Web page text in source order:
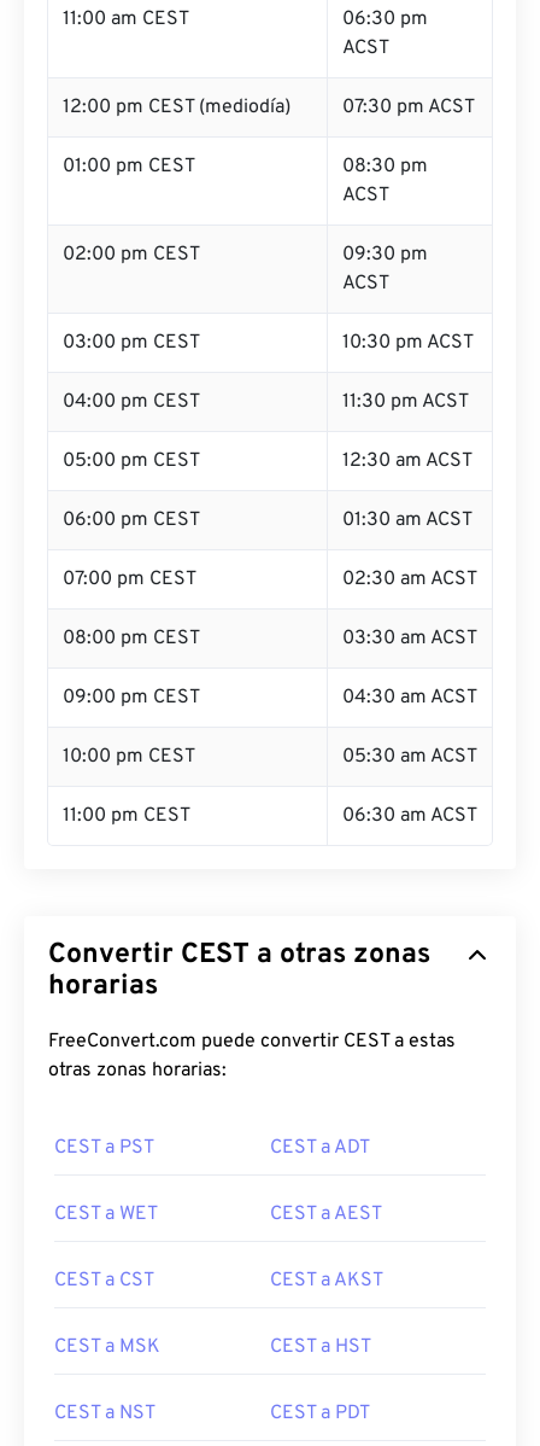
11:00 am CEST
06:30 pm
ACST
12:00 pm CEST (mediodía) 07:30 pm ACST
01:00 pm CEST
08:30 pm
ACST
02:00 pm CEST
09:30 pm
ACST
03:00 pm CEST 10:30 pm ACST
04:00 pm CEST 11:30 pm ACST
05:00 pm CEST 12:30 am ACST
06:00 pm CEST 01:30 am ACST
07:00 pm CEST 02:30 am ACST
08:00 pm CEST 03:30 am ACST
09:00 pm CEST 04:30 am ACST
10:00 pm CEST 05:30 am ACST
11:00 pm CEST 06:30 am ACST
Convertir CEST a otras zonas
horarias
FreeConvert.com puede convertir CEST a estas
otras zonas horarias:
CEST a PST CEST a ADT
CEST a WET CEST a AEST
CEST a CST CEST a AKST
CEST a MSK CEST a HST
CEST a NST CEST a PDT